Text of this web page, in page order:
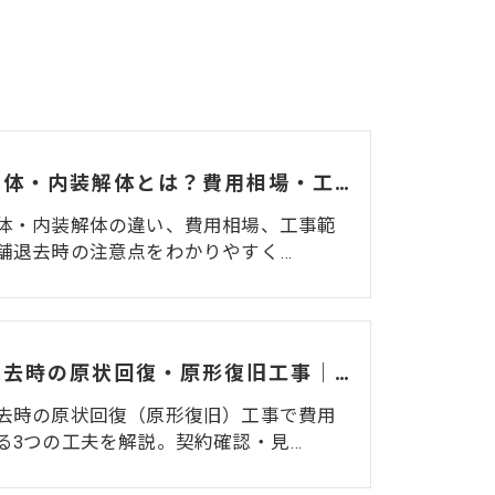
造作解体・内装解体とは？費用相場・工事範囲・退去時の注意点を解説
・内装解体の違い、費用相場、工事範
退去時の注意点をわかりやすく…
店舗退去時の原状回復・原形復旧工事｜費用を抑えるための3つの工夫
時の原状回復（原形復旧）工事で費用
3つの工夫を解説。契約確認・見…